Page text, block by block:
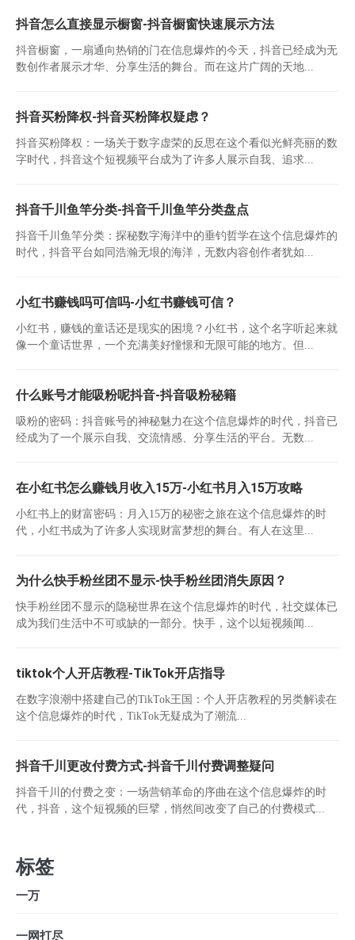
抖音怎么直接显示橱窗-抖音橱窗快速展示方法
抖音橱窗，一扇通向热销的门在信息爆炸的今天，抖音已经成为无
数创作者展示才华、分享生活的舞台。而在这片广阔的天地...
抖音买粉降权-抖音买粉降权疑虑？
抖音买粉降权：一场关于数字虚荣的反思在这个看似光鲜亮丽的数
字时代，抖音这个短视频平台成为了许多人展示自我、追求...
抖音千川鱼竿分类-抖音千川鱼竿分类盘点
抖音千川鱼竿分类：探秘数字海洋中的垂钓哲学在这个信息爆炸的
时代，抖音平台如同浩瀚无垠的海洋，无数内容创作者犹如...
小红书赚钱吗可信吗-小红书赚钱可信？
小红书，赚钱的童话还是现实的困境？小红书，这个名字听起来就
像一个童话世界，一个充满美好憧憬和无限可能的地方。但...
什么账号才能吸粉呢抖音-抖音吸粉秘籍
吸粉的密码：抖音账号的神秘魅力在这个信息爆炸的时代，抖音已
经成为了一个展示自我、交流情感、分享生活的平台。无数...
在小红书怎么赚钱月收入15万-小红书月入15万攻略
小红书上的财富密码：月入15万的秘密之旅在这个信息爆炸的时
代，小红书成为了许多人实现财富梦想的舞台。有人在这里...
为什么快手粉丝团不显示-快手粉丝团消失原因？
快手粉丝团不显示的隐秘世界在这个信息爆炸的时代，社交媒体已
成为我们生活中不可或缺的一部分。快手，这个以短视频闻...
tiktok个人开店教程-TikTok开店指导
在数字浪潮中搭建自己的TikTok王国：个人开店教程的另类解读在
这个信息爆炸的时代，TikTok无疑成为了潮流...
抖音千川更改付费方式-抖音千川付费调整疑问
抖音千川的付费之变：一场营销革命的序曲在这个信息爆炸的时
代，抖音，这个短视频的巨擘，悄然间改变了自己的付费模式...
标签
一万
一网打尽